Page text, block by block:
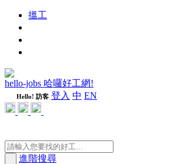
搵工
hello-jobs 哈囉好工網!
Hello! 訪客 登入 中 EN
進階搜尋